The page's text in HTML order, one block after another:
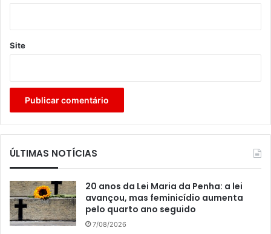
Site
ÚLTIMAS NOTÍCIAS
20 anos da Lei Maria da Penha: a lei
avançou, mas feminicídio aumenta
pelo quarto ano seguido
7/08/2026